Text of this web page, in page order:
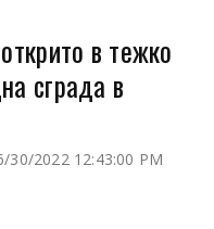
в тежко
сграда в
30/2022 12:43:00 PM